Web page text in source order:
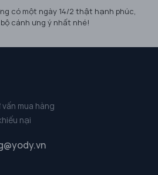
có một ngày 14/2 thật hạnh phúc,
cánh ưng ý nhất nhé!
mua hàng
nại